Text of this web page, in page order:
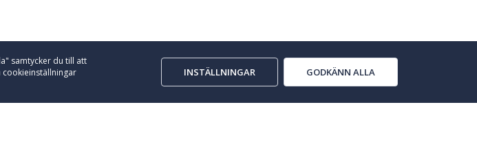
samtycker du till att
cookieinställningar
INSTÄLLNINGAR GODKÄNN ALLA